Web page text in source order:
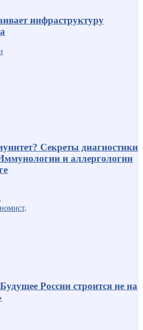
инфраструктуру
Секреты диагностики
и аллергологии
России строится не на